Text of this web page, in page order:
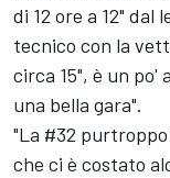
di 12 ore a 12" dal
tecnico con la
circa 15", è un po'
una bella gara".
"La #32
che ci è costato